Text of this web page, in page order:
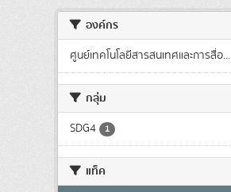
องค์กร
ศูนย์เทคโนโลยีสารสนเทศและการสื่อ...
กลุ่ม
SDG4 1
แท็ค